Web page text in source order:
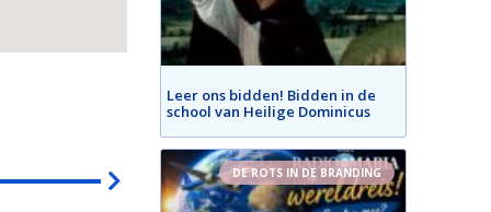
E
Leer ons bidden! Bidden in de
school van Heilige Dominicus
DE ROTS IN DE BRANDING